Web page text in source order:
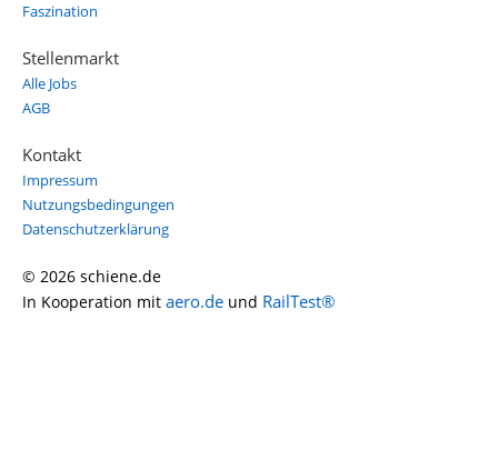
Faszination
Stellenmarkt
Alle Jobs
AGB
Kontakt
Impressum
Nutzungsbedingungen
Datenschutzerklärung
© 2026 schiene.de
In Kooperation mit aero.de und RailTest®